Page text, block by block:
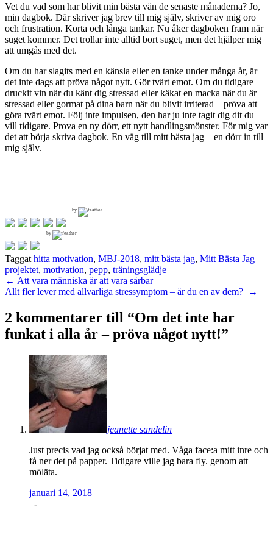
Vet du vad som har blivit min bästa vän de senaste månaderna? Jo,
min dagbok. Där skriver jag brev till mig själv, skriver av mig oro
och frustration. Korta och långa tankar. Nu åker dagboken fram när
suget kommer. Det trollar inte alltid bort suget, men det hjälper mig
att umgås med det.
Om du har slagits med en känsla eller en tanke under många år, är
det inte dags att pröva något nytt. Gör tvärt emot. Om du tidigare
druckit vin när du känt dig stressad eller käkat en macka när du är
stressad eller gormat på dina barn när du blivit irriterad – pröva att
göra tvärt emot. Följ inte impulsen, den har ju inte tagit dig dit du
vill tidigare. Prova en ny dörr, ett nytt handlingsmönster. För mig var
det att börja skriva dagbok. En väg till mitt bästa jag – en dörr in till
mig själv.
by
by
Taggat hitta motivation, MBJ-2018, mitt bästa jag, Mitt Bästa Jag
projektet, motivation, pepp, träningsglädje
Inläggsnavigering
← Att vara människa är att vara sårbar
Allt fler lever med allvarliga stressymptom – är du en av dem?
→
2 kommentarer till “Om det inte har
funkat i alla år – pröva något nytt!”
jeanette sandelin
Just precis vad jag också börjat med. Våga face:a mitt inre och
få ner det på papper. Tidigare ville jag bara fly. genom att
möläta.
januari 14, 2018
-